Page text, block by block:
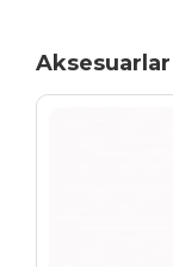
Aksesuarlar